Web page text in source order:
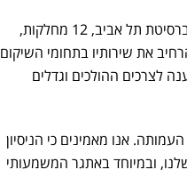
כיום מונה בית החולים, המסונף לפקולטה לרפואה ולמקצועות הבריאות באוניברסיטת תל אביב, 12 מחלקות,
את שירותיו בתחומי השיקום
לצרכים ההולכים וגדלים
אנו מאמינים כי הניסיון
ובמיוחד באתגר המשמעותי